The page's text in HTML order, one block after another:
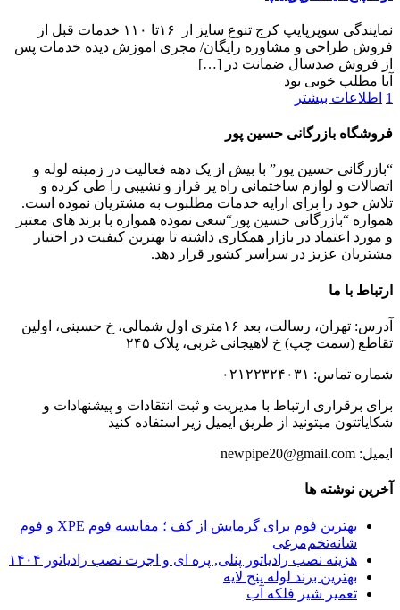
نمایندگی سوپرپایپ کرج تنوع سایز از ۱۶تا ۱۱۰ خدمات قبل از
فروش طراحی و مشاوره رایگان/ مجری اموزش دیده خدمات پس
از فروش صدسال ضمانت در […]
آیا مطلب خوبی بود
1 اطلاعات بیشتر
فروشگاه بازرگانی حسین پور
“بازرگانی حسین پور” با بیش از یک دهه فعالیت در زمینه لوله و
اتصالات و لوازم ساختمانی راه پر فراز و نشیبی را طی کرده و
تلاش خود را برای ارایه خدمات مطلبوب به مشتریان نموده است.
همواره “بازرگانی حسین پور“سعی نموده همواره با برند های معتبر
و مورد اعتماد در بازار همکاری داشته تا بهترین کیفیت در اختیار
مشتریان عزیز در سراسر کشور قرار دهد.
ارتباط با ما
آدرس: تهران، رسالت، بعد ۱۶متری اول شمالی، خ حسینی، اولین
تقاطع (سمت چپ) خ لاهیجانی غربی، پلاک ۲۴۵
شماره تماس: ۰۲۱۲۲۳۲۴۰۳۱
برای برقراری ارتباط با مدیریت و ثبت انتقادات و پیشنهادات و
شکایاتتون میتونید از طریق ایمیل زیر استفاده کنید
ایمیل: newpipe20@gmail.com
آخرین نوشته ها
بهترین فوم برای گرمایش از کف ؛ مقایسه فوم XPE و فوم
شانه‌تخم‌مرغی
هزینه نصب رادیاتور پنلی, پره ای و اجرت نصب رادیاتور ۱۴۰۴
بهترین برند لوله پنج لایه
تعمیر شیر فلکه آب